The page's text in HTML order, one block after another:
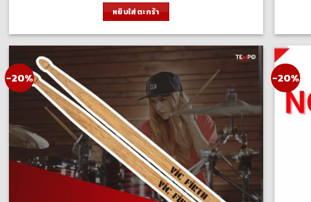
was:
600.00 ฿.
หยิบใส่ตะกร้า
-20% -20%